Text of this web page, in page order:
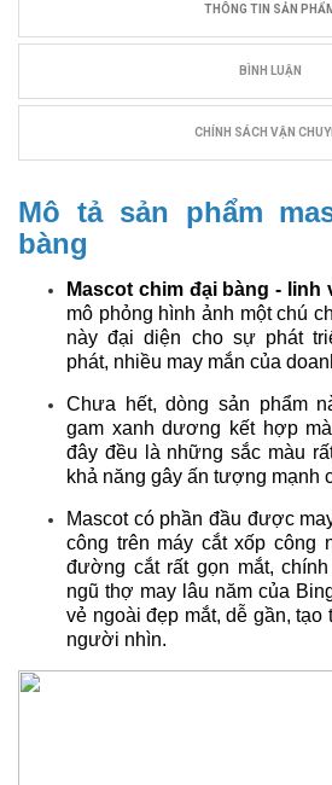
THÔNG TIN SẢN
BÌNH LUẬN
CHÍNH SÁCH VẬN
Mô tả sản phẩm
bàng
Mascot chim đại bàng - linh
mô phỏng hình ảnh một chú
này đại diện cho sự phát
phát, nhiều may mắn của
Chưa hết, dòng sản phẩm
gam xanh dương kết hợp
đây đều là những sắc màu
khả năng gây ấn tượng mạnh
Mascot có phần đầu được
công trên máy cắt xốp công
đường cắt rất gọn mắt,
ngũ thợ may lâu năm của
vẻ ngoài đẹp mắt, dễ gần,
người nhìn.